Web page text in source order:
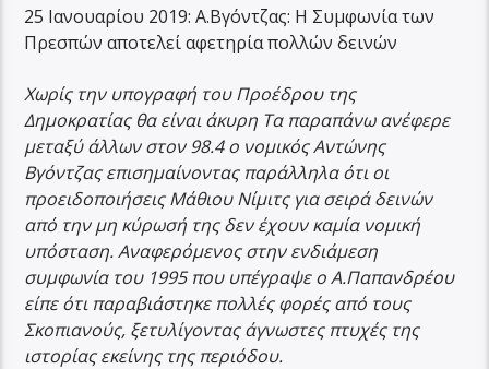
25 Ιανουαρίου 2019: Α.Βγόντζας: Η Συμφωνία των
Πρεσπών αποτελεί αφετηρία πολλών δεινών
Χωρίς την υπογραφή του Προέδρου της
Δημοκρατίας θα είναι άκυρη Τα παραπάνω ανέφερε
μεταξύ άλλων στον 98.4 ο νομικός Αντώνης
Βγόντζας επισημαίνοντας παράλληλα ότι οι
προειδοποιήσεις Μάθιου Νίμιτς για σειρά δεινών
από την μη κύρωσή της δεν έχουν καμία νομική
υπόσταση. Αναφερόμενος στην ενδιάμεση
συμφωνία του 1995 που υπέγραψε ο Α.Παπανδρέου
είπε ότι παραβιάστηκε πολλές φορές από τους
Σκοπιανούς, ξετυλίγοντας άγνωστες πτυχές της
ιστορίας εκείνης της περιόδου.